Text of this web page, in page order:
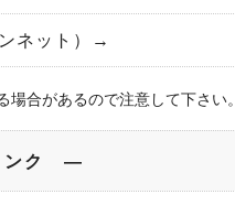
ネット）→
合があるので注意して下さい。
ンク ―